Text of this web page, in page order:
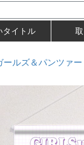
タイトル
ールズ＆パンツァ